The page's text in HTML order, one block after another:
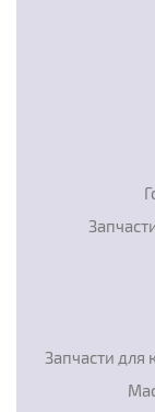
Запчасти для